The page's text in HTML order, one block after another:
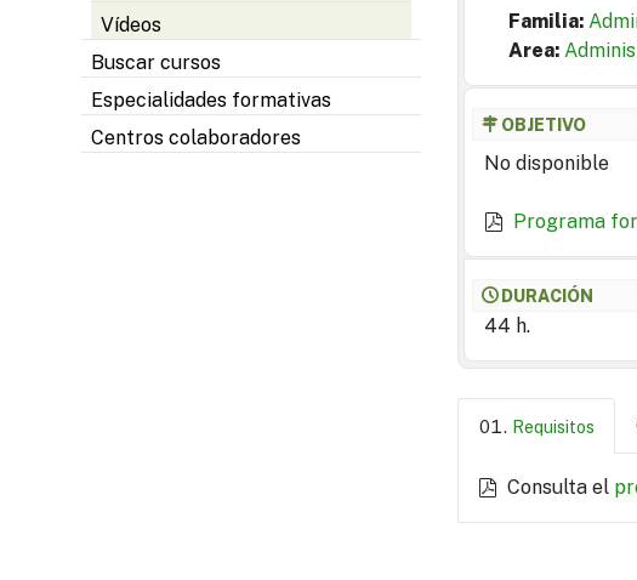
Vídeos
Buscar cursos
Especialidades formativas
Centros colaboradores
Familia:
Area:
OBJETIVO
No disponible
Programa
DURACIÓN
44 h.
Requisitos
Consulta el